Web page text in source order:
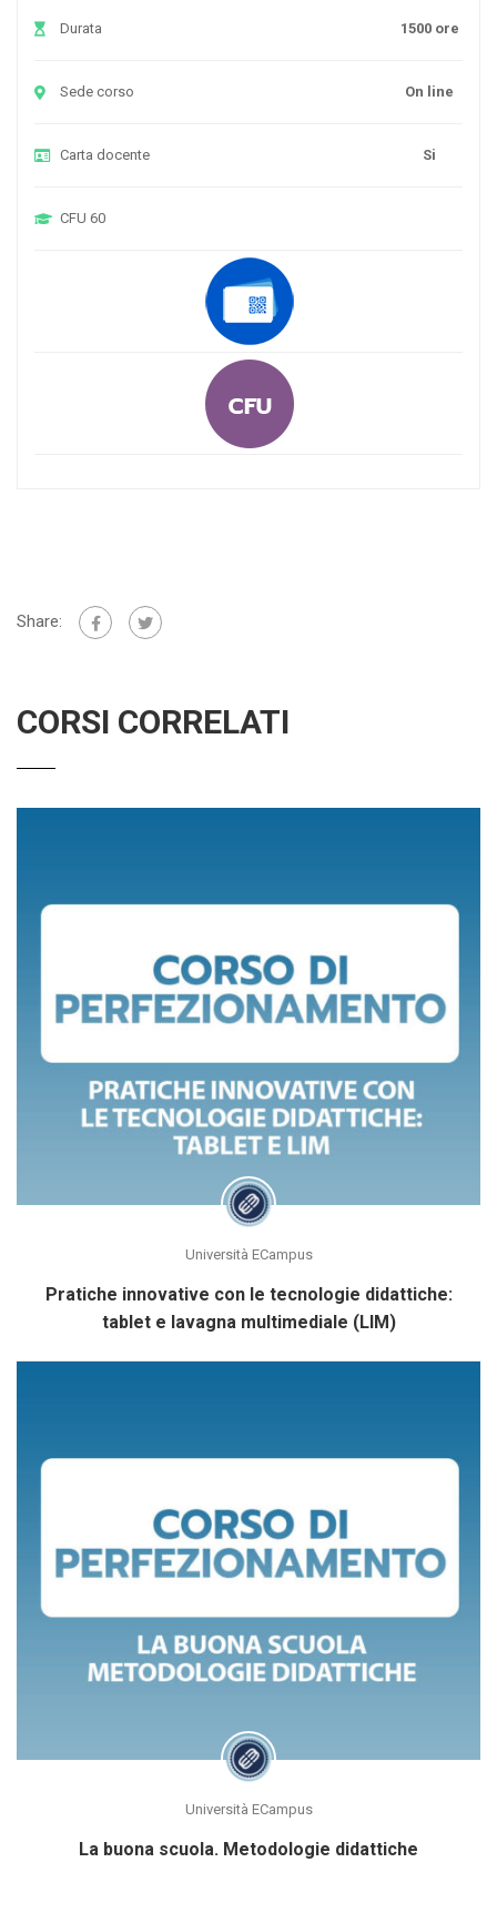
Durata 1500 ore
Sede corso On line
Carta docente Si
CFU 60
Share:
CORSI CORRELATI
Università ECampus
Pratiche innovative con le tecnologie didattiche:
tablet e lavagna multimediale (LIM)
Università ECampus
La buona scuola. Metodologie didattiche